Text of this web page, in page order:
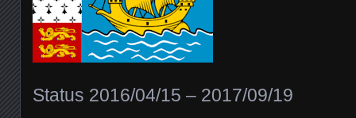
Status 2016/04/15 – 2017/09/19